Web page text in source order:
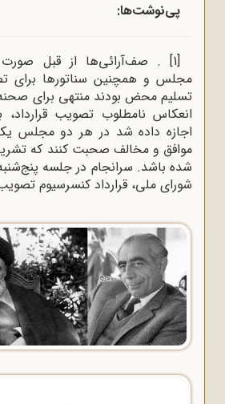
پی‌نوشت‌ها:
[1] . صف‌آرائی‌ها از قبل صورت
مجلس و همچنین سناتورها برای
تسلیم محض بودند منتهی برای
انعکاس نامطلوب تصویب
اجازه داده شد در هر دو مجلس
موافق و مخالف صحبت کنند که
شورای ملی، قرارداد کنسرسیوم